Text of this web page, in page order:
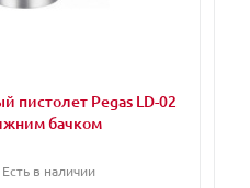
пистолет Pegas LD-02
бачком
Есть в наличии